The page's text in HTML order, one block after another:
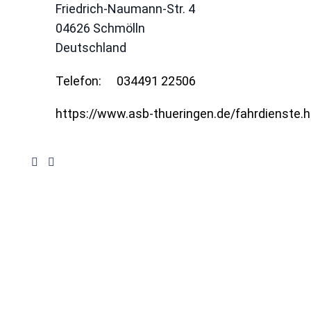
Friedrich-Naumann-Str. 4
04626 Schmölln
Deutschland
Telefon: 034491 22506
https://www.asb-thueringen.de/